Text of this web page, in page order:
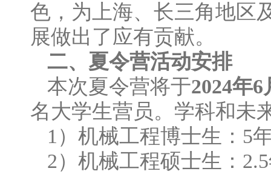
色，为上海、长三角地区
展做出了应有贡献。
二、夏令营活动安排
本次夏令营将于2024年6
名大学生营员。学科和未
1）机械工程博士生：5
2）机械工程硕士生：